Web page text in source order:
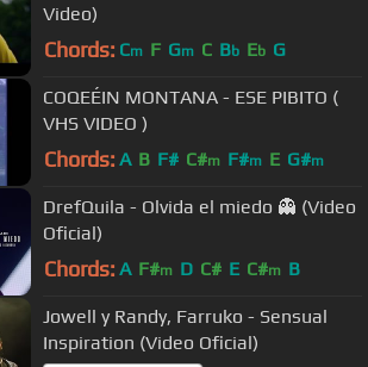
Video)
Chords: Cm F Gm C Bb Eb G
COQEÉIN MONTANA - ESE PIBITO (
VHS VIDEO )
Chords: A B F# C#m F#m E G#m
DrefQuila - Olvida el miedo 👻 (Video
Oficial)
Chords: A F#m D C# E C#m B
Jowell y Randy, Farruko - Sensual
Inspiration (Video Oficial)